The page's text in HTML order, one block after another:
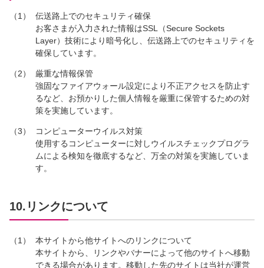
（1）
伝送路上でのセキュリティ確保
お客さまが入力された情報はSSL（Secure Sockets
Layer）技術により暗号化し、伝送路上でのセキュリティを
確保しています。
（2）
厳重な情報保管
強固なファイアウォール設定により不正アクセスを防止す
るなど、お預かりした個人情報を厳重に保管するための対
策を実施しています。
（3）
コンピューターウイルス対策
使用するコンピューターに対しウイルスチェックプログラ
ムによる検知を徹底するなど、万全の対策を実施していま
す。
10.リンクについて
（1）
本サイトから他サイトへのリンクについて
本サイトから、リンクやバナーによって他のサイトへ移動
できる場合があります。移動した先のサイトは当社が運営